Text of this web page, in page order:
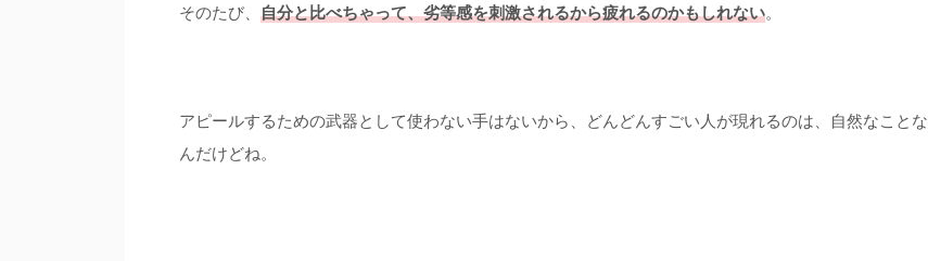
そのたび、 自分と比べちゃって、劣等感を刺激されるから疲れるのかもしれない。
アピールするための武器として使わない手はないから、どんどんすごい人が現れるのは、自然なことな
んだけどね。